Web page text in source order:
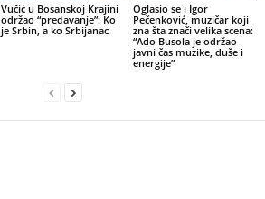
Vučić u Bosanskoj Krajini
održao “predavanje”: Ko
je Srbin, a ko Srbijanac
Oglasio se i Igor
Pečenković, muzičar koji
zna šta znači velika scena:
“Ado Busola je održao
javni čas muzike, duše i
energije”